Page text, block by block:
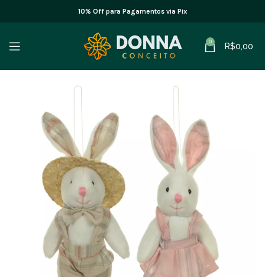
10% Off para Pagamentos via Pix
0 R$0,00